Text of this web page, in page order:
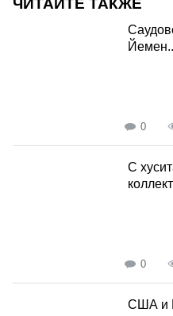
ЧИТАЙТЕ ТАКЖЕ
0
С
0
США и